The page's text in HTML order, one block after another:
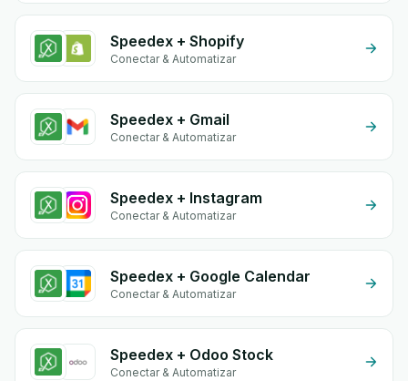
Speedex + Shopify
Conectar & Automatizar
Speedex + Gmail
Conectar & Automatizar
Speedex + Instagram
Conectar & Automatizar
Speedex + Google Calendar
Conectar & Automatizar
Speedex + Odoo Stock
Conectar & Automatizar